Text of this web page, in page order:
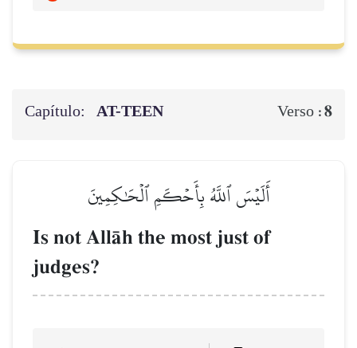
Capítulo: AT-TEEN Verso :8
أَلَيۡسَ ٱللَّهُ بِأَحۡكَمِ ٱلۡحَٰكِمِينَ
Is not AllŒh the most just of
judges?